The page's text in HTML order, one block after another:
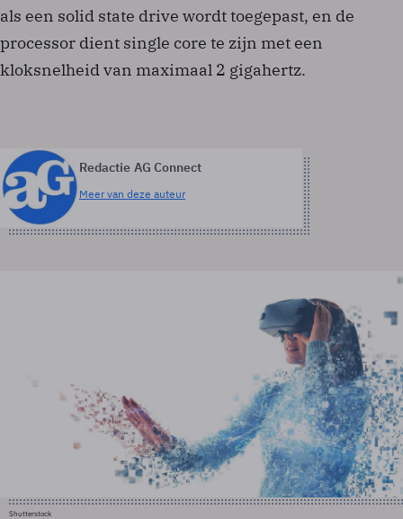
als een solid state drive wordt toegepast, en de
processor dient single core te zijn met een
kloksnelheid van maximaal 2 gigahertz.
Redactie AG Connect
Meer van deze auteur
Shutterstock